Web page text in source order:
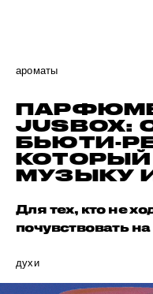
ароматы
JUSBOX:
БЬЮТИ-
МУЗЫКУ
Для тех, кто не
почувствовать
духи